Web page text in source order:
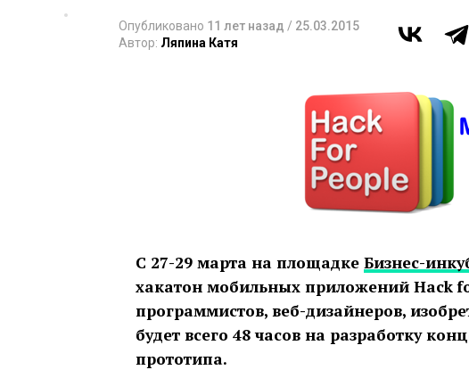
Опубликовано 11 лет назад / 25.03.2015
Автор: Ляпина Катя
C 27-29 марта на площадке Бизнес-
хакатон мобильных приложений Hack
программистов, веб-дизайнеров,
будет всего 48 часов на разработку
прототипа.